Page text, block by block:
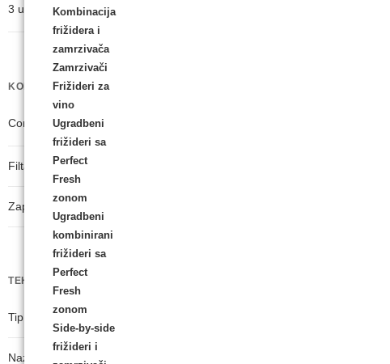
Kombinacija
frižidera i
zamrzivača
Zamrzivači
Frižideri za
vino
Ugradbeni
frižideri sa
Perfect
Fresh
zonom
Ugradbeni
kombinirani
frižideri sa
Perfect
Fresh
zonom
Side-by-side
frižideri i
3 u 1 dizajn
KOMFOR PRI ODRŽAVANJU
ComfortClean
Filtar izlaznog zraka
Zapremnina posude za prašinu u l
TEHNIČKI PODACI
Tip baterije
Nazivni kapacitet baterije u mAh